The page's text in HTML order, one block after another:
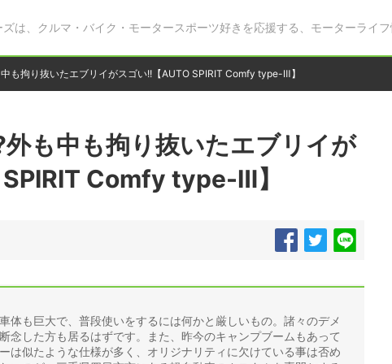
ズは、クルマ・バイク・モータースポーツ好きを応援する、モーターライフ
も拘り抜いたエブリイがスゴい!!【AUTO SPIRIT Comfy type-Ⅲ】
も中も拘り抜いたエブリイが
Comfy type-Ⅲ】
体も巨大で、普段使いをするには何かと厳しいもの。諸々のデメ
念した方も居るはずです。また、昨今のキャンプブームもあって
は似たような仕様が多く、オリジナリティに欠けている事は否め